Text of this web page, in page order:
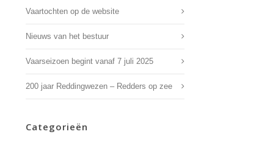
Vaartochten op de website
Nieuws van het bestuur
Vaarseizoen begint vanaf 7 juli 2025
200 jaar Reddingwezen – Redders op zee
Categorieën